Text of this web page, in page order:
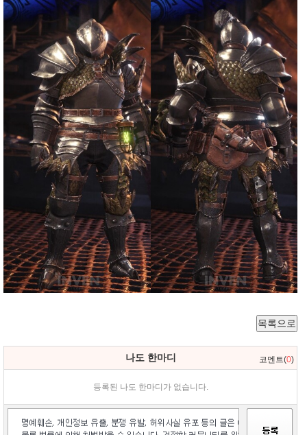
목록으로
나도 한마디 코멘트(0)
등록된 나도 한마디가 없습니다.